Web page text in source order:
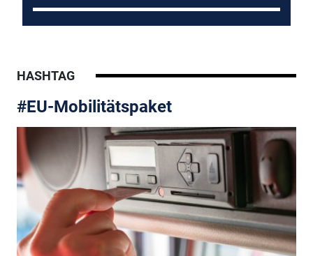
HASHTAG
#EU-Mobilitätspaket